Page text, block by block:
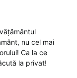
nu cel mai
Ca la ce
la privat!